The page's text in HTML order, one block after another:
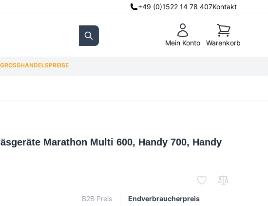
+49 (0)1522 14 78 407Kontakt
Search Mein Konto
Warenkorb
Warenkorb
Marathon Multi 600, Handy 700, Handy
B2B Preis Endverbraucherpreis